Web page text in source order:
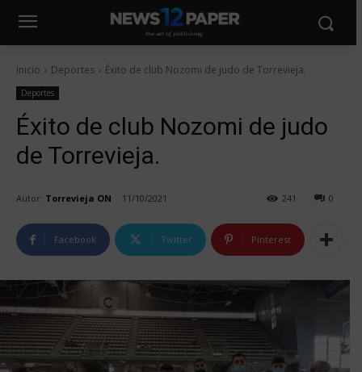
Inicio Deportes Éxito de club Nozomi de judo de Torrevieja.
Deportes
Éxito de club Nozomi de judo
de Torrevieja.
Autor: Torrevieja ON 11/10/2021 0
241
Facebook Twitter Pinterest